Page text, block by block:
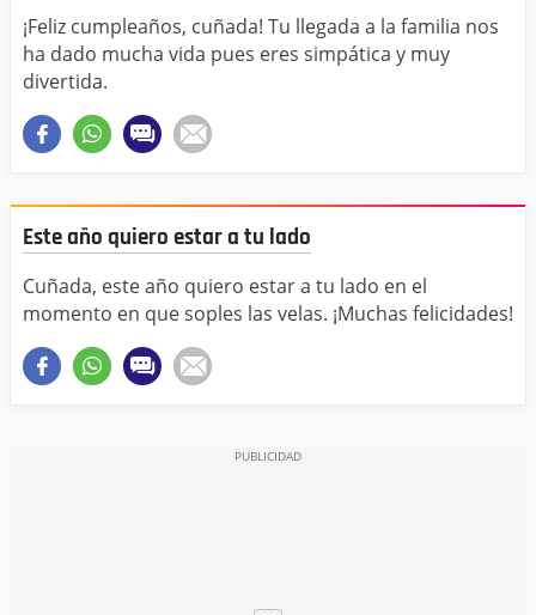
¡Feliz cumpleaños, cuñada! Tu llegada a la familia nos
ha dado mucha vida pues eres simpática y muy
divertida.
Este año quiero estar a tu lado
Cuñada, este año quiero estar a tu lado en el
momento en que soples las velas. ¡Muchas felicidades!